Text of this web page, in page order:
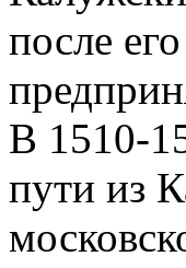
после
В 1510-
пути из